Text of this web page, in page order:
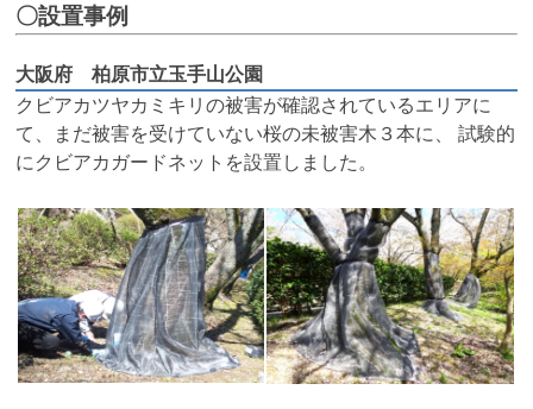
〇設置事例
大阪府 柏原市立玉手山公園
クビアカツヤカミキリの被害が確認されているエリアに
て、まだ被害を受けていない桜の未被害木３本に、 試験的
にクビアカガードネットを設置しました。